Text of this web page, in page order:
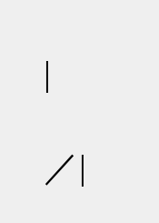
｀
|